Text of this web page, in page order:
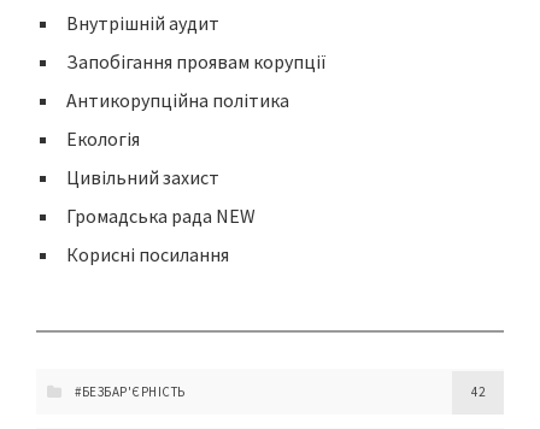
Внутрішній аудит
Запобігання проявам корупції
Антикорупційна політика
Екологія
Цивільний захист
Громадська рада NEW
Корисні посилання
#БЕЗБАР'ЄРНІСТЬ 42